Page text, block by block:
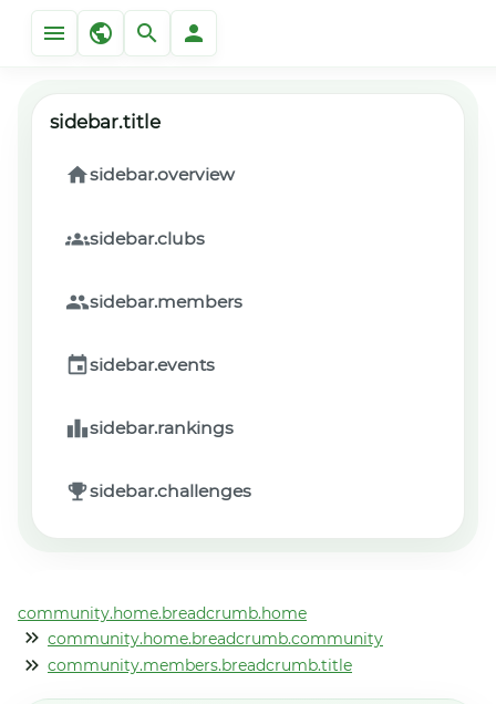
sidebar.title
sidebar.overview
sidebar.clubs
sidebar.members
sidebar.events
sidebar.rankings
sidebar.challenges
community.home.breadcrumb.home
community.home.breadcrumb.community
community.members.breadcrumb.title